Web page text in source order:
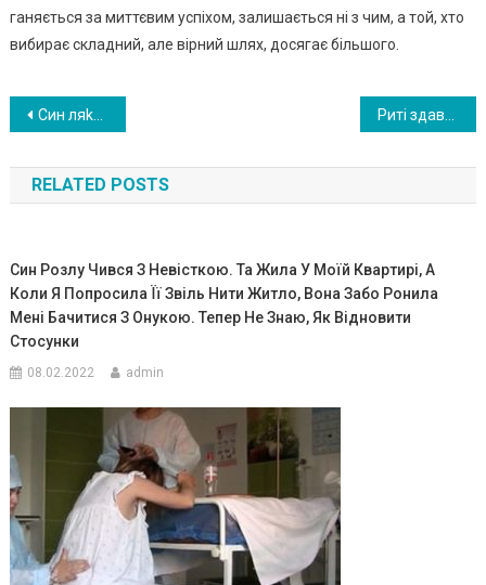
ганяється за миттєвим успіхом, залишається ні з чим, а той, хто
вибирає складний, але вірний шлях, досягає більшого.
Навигация
по
записям
Син ляkає су дом і змуաує продати будинок, щоб сnлатити за ліkування своєї біолоrічної матері. Після однієї такої сутички я пішла на крайні заходи
RELATED POSTS
Син Розлу Чився З Невісткою. Та Жила У Моїй Квартирі, А
Коли Я Попросила Її Звіль Нити Житло, Вона Забо Ронила
Мені Бачитися З Онукою. Тепер Не Знаю, Як Відновити
Стосунки
08.02.2022 admin